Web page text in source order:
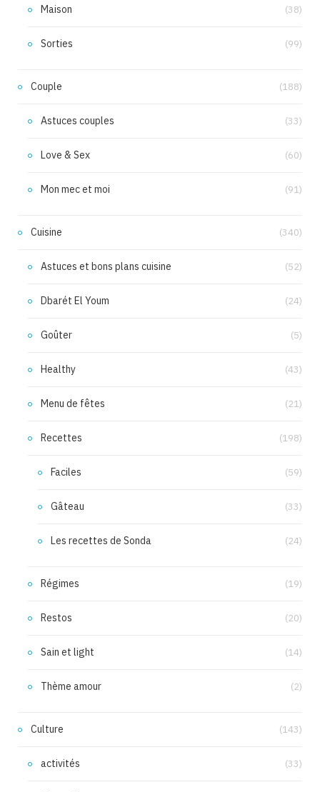
Maison (38)
Sorties (99)
Couple (188)
Astuces couples (33)
Love & Sex (60)
Mon mec et moi (91)
Cuisine (340)
Astuces et bons plans cuisine (52)
Dbarét El Youm (24)
Goûter (5)
Healthy (43)
Menu de fêtes (21)
Recettes (198)
Faciles (59)
Gâteau (33)
Les recettes de Sonda (24)
Régimes (19)
Restos (20)
Sain et light (14)
Thème amour (2)
Culture (143)
activités (33)